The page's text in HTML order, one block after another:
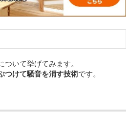
ついて挙げてみます。
つけて騒音を消す技術です。